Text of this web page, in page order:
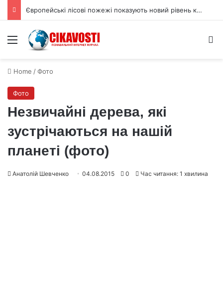
Трейлер другого сезону «Темної матерії» обіцяє новий хіт Apple TV
Menu
Home /Фото
Фото
Незвичайні дерева, які
зустрічаються на нашій
планеті (фото)
Анатолій Шевченко 04.08.2015 0 Час читання: 1 хвилина